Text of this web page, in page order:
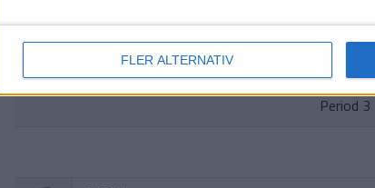
FLER ALTERNATIV
J. Chromiak
A. Hage,E. Czata )
Period 3